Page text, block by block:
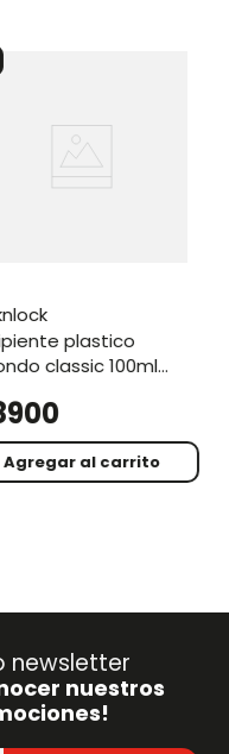
classic 100ml
Agregar al carrito
newsletter
nuestros